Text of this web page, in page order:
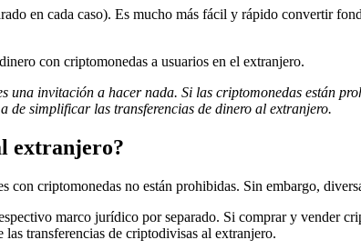
en cada caso). Es mucho más fácil y rápido convertir
con criptomonedas a usuarios en el extranjero.
una invitación a hacer nada. Si las criptomonedas están
de simplificar las transferencias de dinero al extranjero.
extranjero?
con criptomonedas no están prohibidas. Sin embargo,
marco jurídico por separado. Si comprar y vender
transferencias de criptodivisas al extranjero.